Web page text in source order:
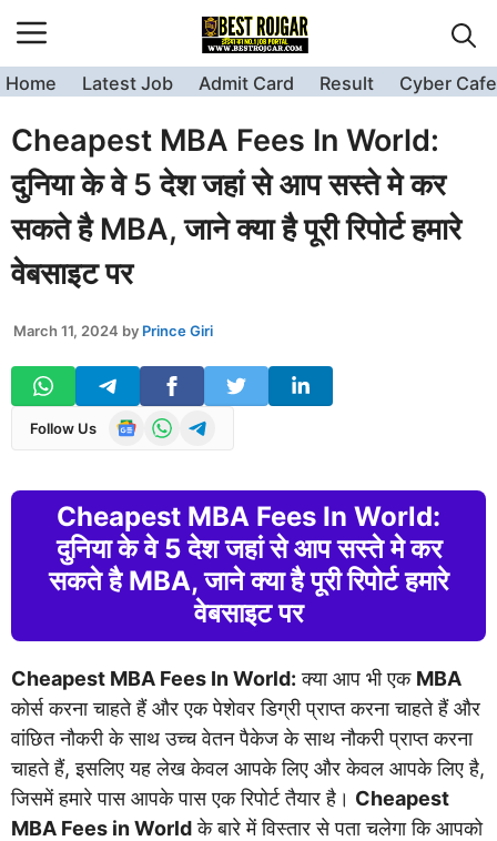
to
content
Home Latest Job Admit Card Result Cyber Cafe
Cheapest MBA Fees In World:
दुनिया के वे 5 देश जहां से आप सस्ते मे कर
सकते है MBA, जाने क्या है पूरी रिपोर्ट हमारे
वेबसाइट पर
March 11, 2024 by Prince Giri
Follow Us
Cheapest MBA Fees In World:
दुनिया के वे 5 देश जहां से आप सस्ते मे कर
सकते है MBA, जाने क्या है पूरी रिपोर्ट हमारे
वेबसाइट पर
Cheapest MBA Fees In World: क्या आप भी एक MBA
कोर्स करना चाहते हैं और एक पेशेवर डिग्री प्राप्त करना चाहते हैं और
वांछित नौकरी के साथ उच्च वेतन पैकेज के साथ नौकरी प्राप्त करना
चाहते हैं, इसलिए यह लेख केवल आपके लिए और केवल आपके लिए है,
जिसमें हमारे पास आपके पास एक रिपोर्ट तैयार है। Cheapest
MBA Fees in Worldके बारे में विस्तार से पता चलेगा कि आपको